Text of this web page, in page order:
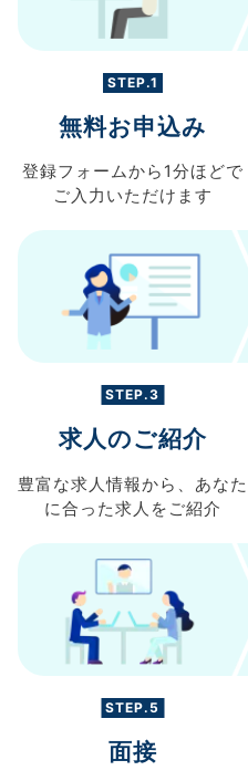
STEP.1
無料お申込み
登録フォームから 1分ほどで
ご入力 いただけます
STEP.3
求人のご紹介
豊富な求人情報から、 あなた
に合った求人を ご紹介
STEP.5
面接